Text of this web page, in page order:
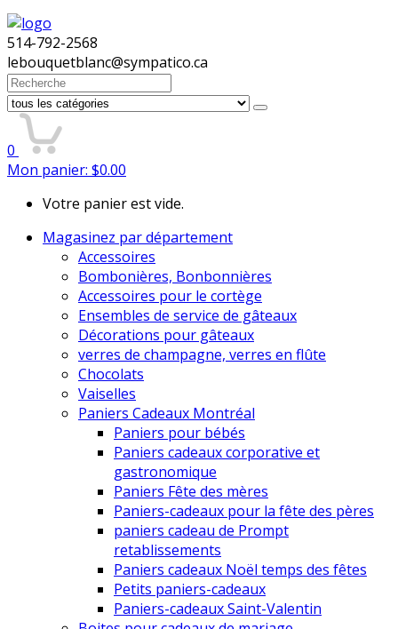
514-792-2568
lebouquetblanc@sympatico.ca
Search
for:
0
Mon panier: $0.00
Votre panier est vide.
Magasinez par département
Accessoires
Bombonières, Bonbonnières
Accessoires pour le cortège
Ensembles de service de gâteaux
Décorations pour gâteaux
verres de champagne, verres en flûte
Chocolats
Vaiselles
Paniers Cadeaux Montréal
Paniers pour bébés
Paniers cadeaux corporative et
gastronomique
Paniers Fête des mères
Paniers-cadeaux pour la fête des pères
paniers cadeau de Prompt
retablissements
Paniers cadeaux Noël temps des fêtes
Petits paniers-cadeaux
Paniers-cadeaux Saint-Valentin